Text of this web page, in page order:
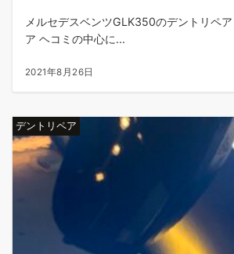
メルセデスベンツGLK350のデントリペ
ア ヘコミの中心に...
2021年8月26日
デントリペア